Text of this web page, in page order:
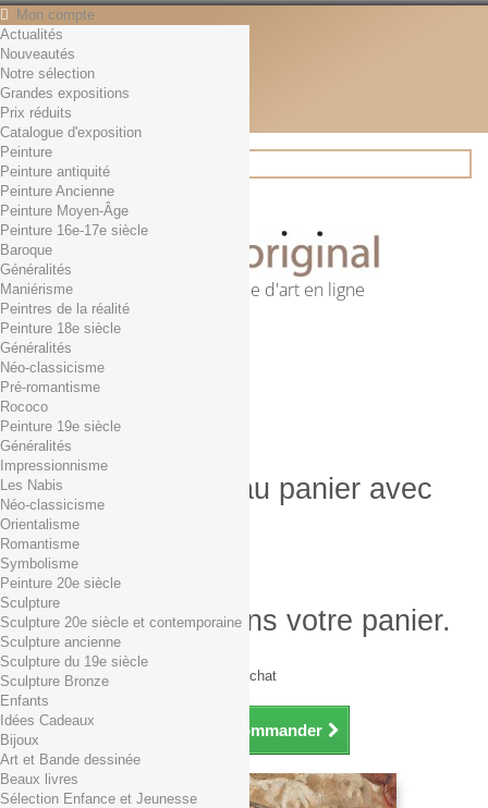
Mon compte
Contact
Français
English
Français
Actualités
Rechercher
Première librairie d'art en ligne
Panier (vide)
Aucun produit
0,01€ dès 29€ d'achat
0,00 € Total
Commander
Produit ajouté au panier avec
succès
Quantité
Total
Il y a 1 produit dans votre panier.
Total produits TTC
Frais de port TTC
0,01€ dès 29€ d'achat
Total TTC
Continuer mes achats Commander
Actualités
Nouveautés
Notre sélection
Grandes expositions
Prix réduits
Catalogue d'exposition
Peinture
Peinture antiquité
Peinture Ancienne
Peinture Moyen-Âge
Peinture 16e-17e siècle
Baroque
Généralités
Maniérisme
Peintres de la réalité
Peinture 18e siècle
Généralités
Néo-classicisme
Pré-romantisme
Rococo
Peinture 19e siècle
Généralités
Impressionnisme
Les Nabis
Néo-classicisme
Orientalisme
Romantisme
Symbolisme
Peinture 20e siècle
Sculpture
Sculpture 20e siècle et contemporaine
Sculpture ancienne
Sculpture du 19e siècle
Sculpture Bronze
Enfants
Idées Cadeaux
Bijoux
Art et Bande dessinée
Beaux livres
Sélection Enfance et Jeunesse